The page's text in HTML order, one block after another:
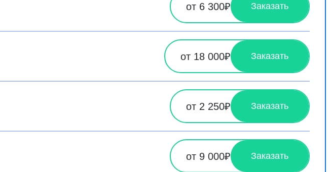
от 6 300₽ Заказать
от 18 000₽ Заказать
от 2 250₽ Заказать
от 9 000₽ Заказать